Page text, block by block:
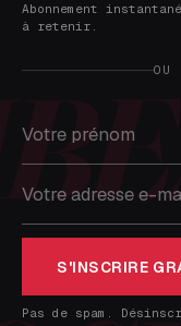
Abonnement
à retenir.
OU
S'INSCRIRE
Pas de spam.